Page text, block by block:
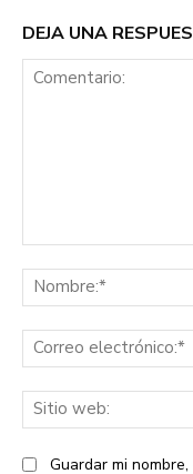
DEJA UNA
Guardar mi